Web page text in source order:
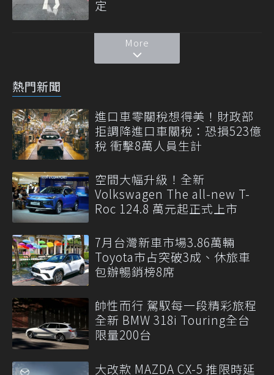
定
More
熱門新聞
進口車零關稅想得美！財政部
拒調降進口車關稅：恐損523億
稅 衝擊8萬人員生計
空間大幅升級！全新
Volkswagen The all-new T-
Roc 124.8 萬元起正式上市
7月台灣新車市場3.86萬輛
Toyota市占突破3成、休旅車
包辦暢銷榜8席
帥性而行 駕馭每一段精彩旅程
全新 BMW 318i Touring全台
限量200台
大改款 MAZDA CX-5 推限時延